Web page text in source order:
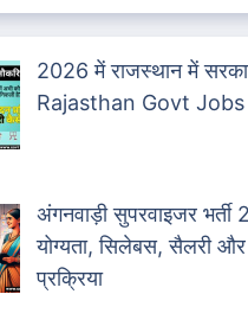
2026 में राजस्थान में
Rajasthan Govt Jobs
अंगनवाड़ी सुपरवाइजर भर्ती
योग्यता, सिलेबस, सैलरी
प्रक्रिया